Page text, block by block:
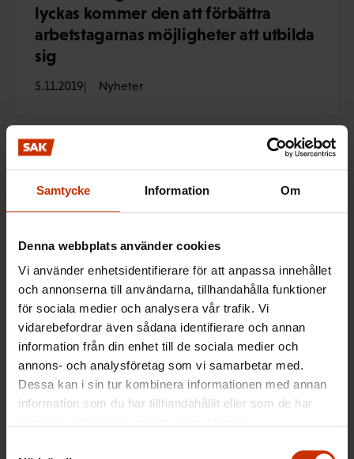
Samtycke Information Om
Denna webbplats använder cookies
Vi använder enhetsidentifierare för att anpassa innehållet
och annonserna till användarna, tillhandahålla funktioner
för sociala medier och analysera vår trafik. Vi
vidarebefordrar även sådana identifierare och annan
information från din enhet till de sociala medier och
annons- och analysföretag som vi samarbetar med.
Dessa kan i sin tur kombinera informationen med annan
information som du har tillhandahållit eller som de har
lyckas kommer den att förbättra
arbetstagarnas möjligheter att utbilda
sig
5.11.2019 Nyheter
Tre tips: Så här kan du bättra på dina
kunskaper
Tycker du om att lära dig nya saker
eller orsakar det bara stress?
Kontinuerligt lärande måste göras till
en del av vardagen för alla
3.10.2019 Nyheter